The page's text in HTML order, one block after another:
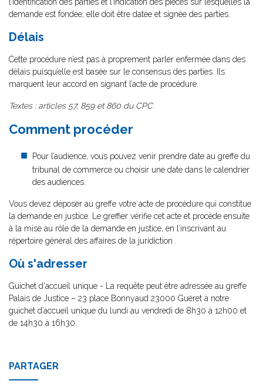
demande est fondée; elle doit être datée et signée des parties.
Délais
Cette procédure n’est pas à proprement parler enfermée dans des
délais puisqu’elle est basée sur le consensus des parties. Ils
marquent leur accord en signant l’acte de procédure.
Textes : articles 57, 859 et 860 du CPC
Comment procéder
Pour l’audience, vous pouvez venir prendre date au greffe du
tribunal de commerce ou choisir une date dans le calendrier
des audiences.
Vous devez déposer au greffe votre acte de procédure qui constitue
la demande en justice. Le greffier vérifie cet acte et procède ensuite
à la mise au rôle de la demande en justice, en l’inscrivant au
répertoire général des affaires de la juridiction .
Où s'adresser
Guichet d'accueil unique - La requête peut être adressée au greffe
Palais de Justice – 23 place Bonnyaud 23000 Guéret à notre
guichet d’accueil unique du lundi au vendredi de 8h30 à 12h00 et
de 14h30 à 16h30.
PARTAGER